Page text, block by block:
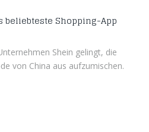
beliebteste Shopping-App
Shein gelingt, die
von China aus aufzumischen.